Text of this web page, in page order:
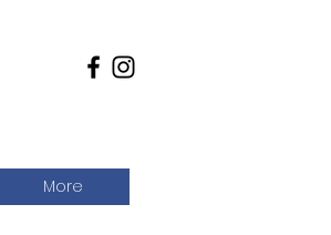
More